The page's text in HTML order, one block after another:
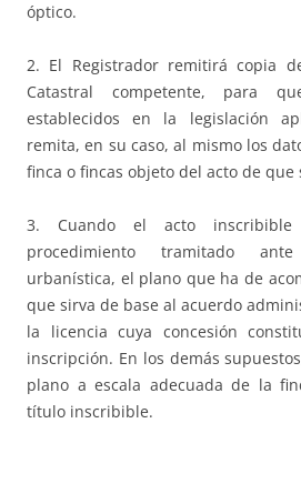
óptico.
2. El Registrador remitirá copia
Catastral competente, para
establecidos en la legislación
remita, en su caso, al mismo los
finca o fincas objeto del acto de que
3. Cuando el acto
procedimiento tramitado
urbanística, el plano que ha de
que sirva de base al acuerdo
la licencia cuya concesión
inscripción. En los demás
plano a escala adecuada de la
título inscribible.